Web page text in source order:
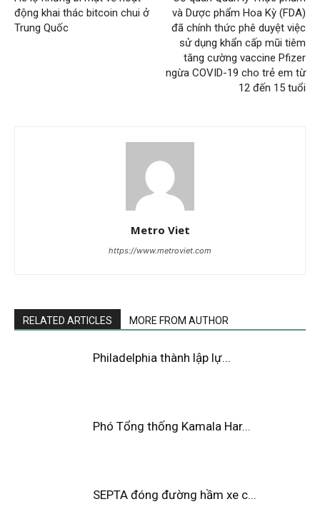
động khai thác bitcoin chui ở
Trung Quốc
và Dược phẩm Hoa Kỳ (FDA)
đã chính thức phê duyệt việc
sử dụng khẩn cấp mũi tiêm
tăng cường vaccine Pfizer
ngừa COVID-19 cho trẻ em từ
12 đến 15 tuổi
Metro Viet
https://www.metroviet.com
RELATED ARTICLES MORE FROM AUTHOR
Philadelphia thành lập lự...
Phó Tổng thống Kamala Har...
SEPTA đóng đường hầm xe c...